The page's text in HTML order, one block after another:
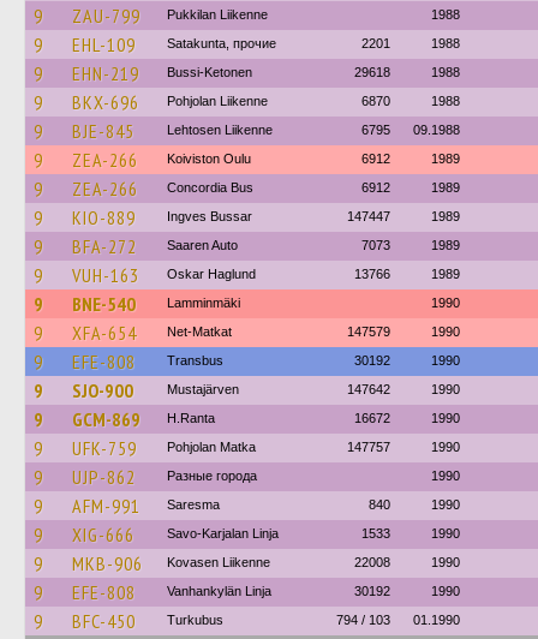
9 ZAU-799 Pukkilan Liikenne 1988
9 EHL-109 Satakunta, прочие 2201 1988
9 EHN-219 Bussi-Ketonen 29618 1988
9 BKX-696 Pohjolan Liikenne 6870 1988
9 BJE-845 Lehtosen Liikenne 6795 09.1988
9 ZEA-266 Koiviston Oulu 6912 1989
9 ZEA-266 Concordia Bus 6912 1989
9 KIO-889 Ingves Bussar 147447 1989
9 BFA-272 Saaren Auto 7073 1989
9 VUH-163 Oskar Haglund 13766 1989
9 BNE-540 Lamminmäki 1990
9 XFA-654 Net-Matkat 147579 1990
9 EFE-808 Transbus 30192 1990
9 SJO-900 Mustajärven 147642 1990
9 GCM-869 H.Ranta 16672 1990
9 UFK-759 Pohjolan Matka 147757 1990
9 UJP-862 Разные города 1990
9 AFM-991 Saresma 840 1990
9 XIG-666 Savo-Karjalan Linja 1533 1990
9 MKB-906 Kovasen Liikenne 22008 1990
9 EFE-808 Vanhankylän Linja 30192 1990
9 BFC-450 Turkubus 794 / 103 01.1990